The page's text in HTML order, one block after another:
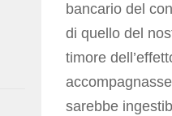
bancario del
di quello del
timore
sarebbe